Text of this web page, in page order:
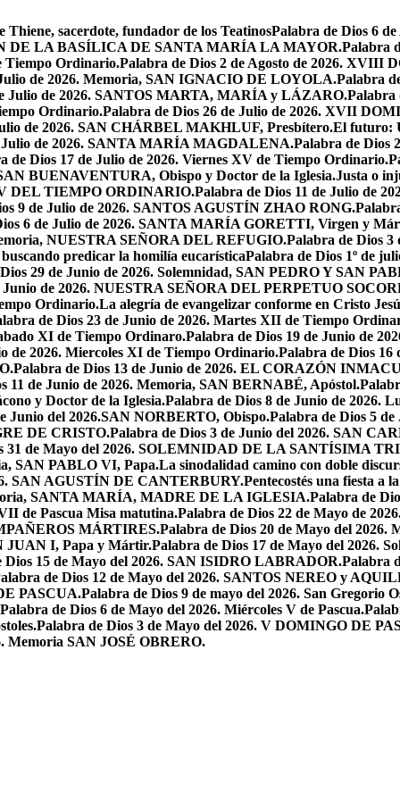
Thiene, sacerdote, fundador de los TeatinosPalabra de Dios 6
DE LA BASÍLICA DE SANTA MARÍA LA MAYOR.Palabra
Tiempo Ordinario.Palabra de Dios 2 de Agosto de 2026.
de 2026. Memoria, SAN IGNACIO DE LOYOLA.Palabra
Julio de 2026. SANTOS MARTA, MARÍA y LÁZARO.Palabra
Ordinario.Palabra de Dios 26 de Julio de 2026. XVII
de 2026. SAN CHÁRBEL MAKHLUF, Presbítero.El futuro:
Julio de 2026. SANTA MARÍA MAGDALENA.Palabra de Dios
de Dios 17 de Julio de 2026. Viernes XV de Tiempo Ordinario.
BUENAVENTURA, Obispo y Doctor de la Iglesia.Justa o
DEL TIEMPO ORDINARIO.Palabra de Dios 11 de Julio de
9 de Julio de 2026. SANTOS AGUSTÍN ZHAO RONG.
6 de Julio de 2026. SANTA MARÍA GORETTI, Virgen y
NUESTRA SEÑORA DEL REFUGIO.Palabra de Dios 3
predicar la homilía eucarísticaPalabra de Dios 1º de
29 de Junio de 2026. Solemnidad, SAN PEDRO Y SAN
Junio de 2026. NUESTRA SEÑORA DEL PERPETUO
Ordinario.La alegría de evangelizar conforme en Cristo
de Dios 23 de Junio de 2026. Martes XII de Tiempo
XI de Tiempo Ordinaro.Palabra de Dios 19 de Junio de
de 2026. Miercoles XI de Tiempo Ordinario.Palabra de Dios 16
Palabra de Dios 13 de Junio de 2026. EL CORAZÓN
11 de Junio de 2026. Memoria, SAN BERNABÉ, Apóstol.
y Doctor de la Iglesia.Palabra de Dios 8 de Junio de 2026.
Junio del 2026.SAN NORBERTO, Obispo.Palabra de Dios 5
DE CRISTO.Palabra de Dios 3 de Junio del 2026. SAN
31 de Mayo del 2026. SOLEMNIDAD DE LA SANTÍSIMA
SAN PABLO VI, Papa.La sinodalidad camino con doble
SAN AGUSTÍN DE CANTERBURY.Pentecostés una fiesta a
SANTA MARÍA, MADRE DE LA IGLESIA.Palabra de
de Pascua Misa matutina.Palabra de Dios 22 de Mayo de
MÁRTIRES.Palabra de Dios 20 de Mayo del 2026.
JUAN I, Papa y Mártir.Palabra de Dios 17 de Mayo del 2026.
Dios 15 de Mayo del 2026. SAN ISIDRO LABRADOR.Palabra
de Dios 12 de Mayo del 2026. SANTOS NEREO y
PASCUA.Palabra de Dios 9 de mayo del 2026. San Gregorio
Palabra de Dios 6 de Mayo del 2026. Miércoles V de Pascua.
Palabra de Dios 3 de Mayo del 2026. V DOMINGO DE
Memoria SAN JOSÉ OBRERO.